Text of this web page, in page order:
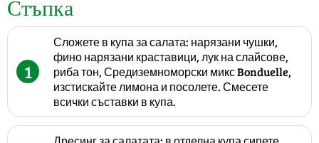
Стъпка
1
Сложете в купа за салата: нарязани чушки,
фино нарязани краставици, лук на слайсове,
риба тон, Средиземноморски микс Bonduelle,
изстискайте лимона и посолете. Смесете
всички съставки в купа.